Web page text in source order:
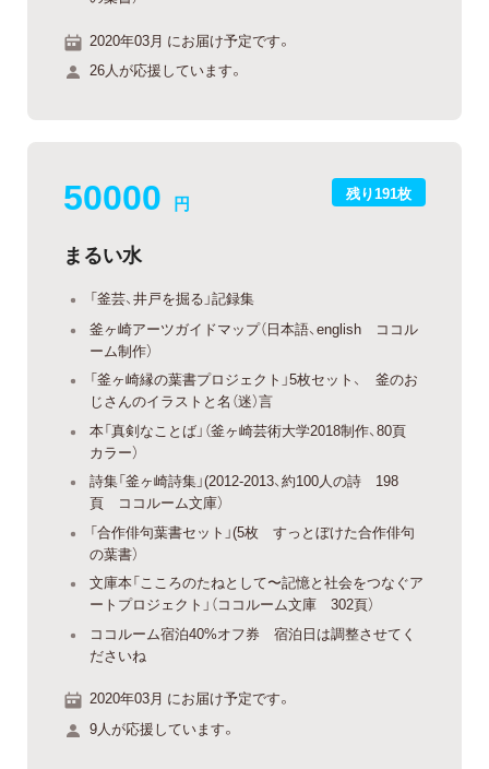
2020年03月 にお届け予定です。
26人が応援しています。
残り191枚
50000 円
まるい水
「釜芸、井戸を掘る」記録集
釜ヶ崎アーツガイドマップ（日本語、english ココル
ーム制作）
「釜ヶ崎縁の葉書プロジェクト」5枚セット、 釜のお
じさんのイラストと名（迷）言
本「真剣なことば」（釜ヶ崎芸術大学2018制作、80頁
カラー）
詩集「釜ヶ崎詩集」(2012-2013、約100人の詩 198
頁 ココルーム文庫）
「合作俳句葉書セット」(5枚 すっとぼけた合作俳句
の葉書）
文庫本「こころのたねとして〜記憶と社会をつなぐア
ートプロジェクト」（ココルーム文庫 302頁）
ココルーム宿泊40%オフ券 宿泊日は調整させてく
ださいね
2020年03月 にお届け予定です。
9人が応援しています。